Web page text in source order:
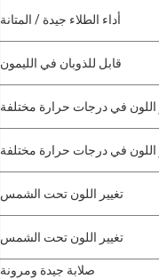
أداء الطلاء جيدة / المتانة
قابل للذوبان في الليمون
اللون في درجات حرارة مختلفة
اللون في درجات حرارة مختلفة
تغيير اللون تحت الشمس
تغيير اللون تحت الشمس
صلابة جيدة ومرونة